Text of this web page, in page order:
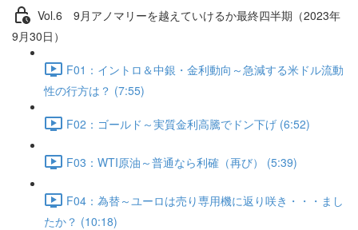
Vol.6 9⽉アノマリーを越えていけるか最終四半期（2023年
9月30日）
F01：イントロ＆中銀・金利動向～急減する米ドル流動
性の行方は？ (7:55)
F02：ゴールド～実質金利高騰でドン下げ (6:52)
F03：WTI原油～普通なら利確（再び） (5:39)
F04：為替～ユーロは売り専用機に返り咲き・・・まし
たか？ (10:18)